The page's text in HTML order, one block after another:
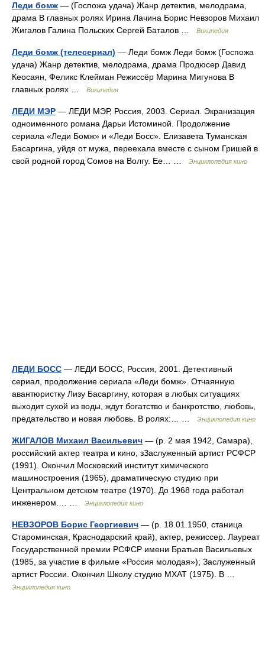
Леди бомж — (Госпожа удача) Жанр детектив, мелодрама,
драма В главных ролях Ирина Лачина Борис Невзоров Михаил
Жигалов Галина Польских Сергей Баталов …
Википедия
Леди бомж (телесериал) — Леди бомж Леди бомж (Госпожа
удача) Жанр детектив, мелодрама, драма Продюсер Давид
Кеосаян, Феликс Клейман Режиссёр Марина Мигунова В
главных ролях …
Википедия
ЛЕДИ МЭР — ЛЕДИ МЭР, Россия, 2003. Сериал. Экранизация
одноименного романа Дарьи Истоминой. Продолжение
сериала «Леди Бомж» и «Леди Босс». Елизавета Туманская
Басаргина, уйдя от мужа, переехала вместе с сыном Гришей в
свой родной город Сомов на Волгу. Ее… …
Энциклопедия кино
ЛЕДИ БОСС — ЛЕДИ БОСС, Россия, 2001. Детективный
сериал, продолжение сериала «Леди бомж». Отчаянную
авантюристку Лизу Басаргину, которая в любых ситуациях
выходит сухой из воды, ждут богатство и банкротство, любовь,
предательство и новая любовь. В ролях:… …
Энциклопедия кино
ЖИГАЛОВ Михаил Васильевич — (р. 2 мая 1942, Самара),
российский актер театра и кино, зЗаслуженный артист РСФСР
(1991). Окончил Московский институт химического
машиностроения (1965), драматическую студию при
Центральном детском театре (1970). До 1968 года работал
инженером.… …
Энциклопедия кино
НЕВЗОРОВ Борис Георгиевич — (р. 18.01.1950, станица
Староминская, Краснодарский край), актер, режиссер. Лауреат
Государственной премии РСФСР имени Братьев Васильевых
(1985, за участие в фильме «Россия молодая»); Заслуженный
артист России. Окончил Школу студию МХАТ (1975). В …
Энциклопедия кино